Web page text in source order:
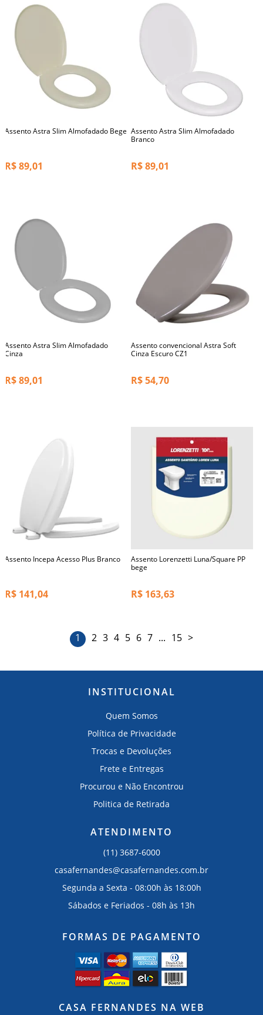
Assento Astra Slim Almofadado Bege
R$89,01
Assento Astra Slim Almofadado
Branco
R$89,01
Assento Astra Slim Almofadado
Cinza
R$89,01
Assento convencional Astra Soft
Cinza Escuro CZ1
R$54,70
Assento Incepa Acesso Plus Branco
R$ 141,04
Assento Lorenzetti Luna/Square PP
bege
R$ 163,63
1 2 3 4 5 6 7 ... 15 >
INSTITUCIONAL
Quem Somos
Política de Privacidade
Trocas e Devoluções
Frete e Entregas
Procurou e Não Encontrou
Politica de Retirada
ATENDIMENTO
(11) 3687-6000
casafernandes@casafernandes.com.br
Segunda a Sexta - 08:00h às 18:00h
Sábados e Feriados - 08h às 13h
FORMAS DE PAGAMENTO
CASA FERNANDES NA WEB